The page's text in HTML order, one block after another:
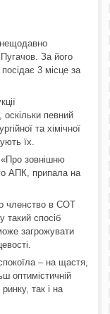
нещодавно
За його
3 місце за
певний
та хімічної
їх.
«Про зовнішню
АПК, припала на
членство в СОТ
такий спосіб
загрожувати
– на щастя,
оптимістичній
так і на